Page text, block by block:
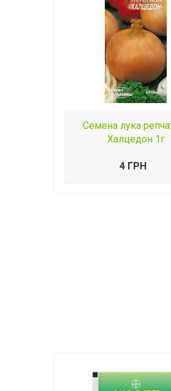
Семена лука
Халцедон 1г
4 ГРН